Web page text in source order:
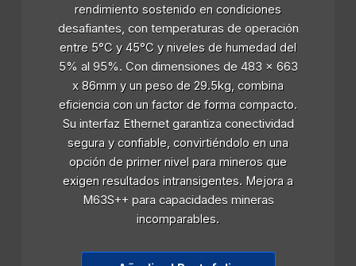
rendimiento sostenido en condiciones
desafiantes, con temperaturas de operación
entre 5°C y 45°C y niveles de humedad del
5% al 95%. Con dimensiones de 483 x 663
x 86mm y un peso de 29.5kg, combina
eficiencia con un factor de forma compacto.
Su interfaz Ethernet garantiza conectividad
segura y confiable, convirtiéndolo en una
opción de primer nivel para mineros que
exigen resultados intransigentes. Mejora a
M63S++ para capacidades mineras
incomparables.